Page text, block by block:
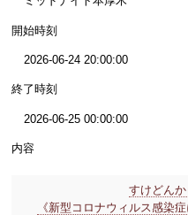
開始時刻
2026-06-24 20:00:00
終了時刻
2026-06-25 00:00:00
内容
すけどんか
《新型コロナウィルス感染